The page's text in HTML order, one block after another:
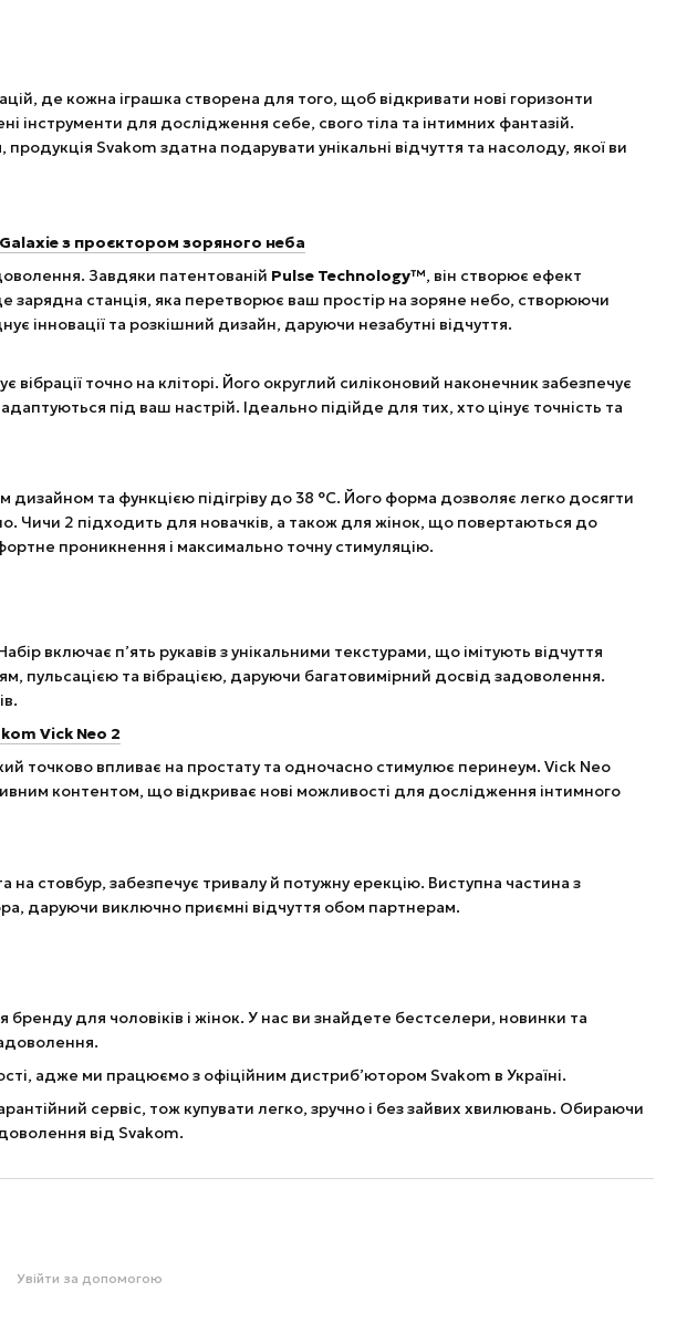
де кожна іграшка створена для того, щоб відкривати нові горизонти
інструменти для дослідження себе, свого тіла та інтимних фантазій.
Svakom здатна подарувати унікальні відчуття та насолоду, якої ви
з проєктором зоряного неба
Завдяки патентованій Pulse Technology™, він створює ефект
зарядна станція, яка перетворює ваш простір на зоряне небо, створюючи
інновації та розкішний дизайн, даруючи незабутні відчуття.
точно на кліторі. Його округлий силіконовий наконечник забезпечує
під ваш настрій. Ідеально підійде для тих, хто цінує точність та
дизайном та функцією підігріву до 38 °C. Його форма дозволяє легко досягти
Чичи 2 підходить для новачків, а також для жінок, що повертаються до
проникнення і максимально точну стимуляцію.
включає п’ять рукавів з унікальними текстурами, що імітують відчуття
пульсацією та вібрацією, даруючи багатовимірний досвід задоволення.
Vick Neo 2
точково впливає на простату та одночасно стимулює перинеум. Vick Neo
контентом, що відкриває нові можливості для дослідження інтимного
на стовбур, забезпечує тривалу й потужну ерекцію. Виступна частина з
даруючи виключно приємні відчуття обом партнерам.
бренду для чоловіків і жінок. У нас ви знайдете бестселери, новинки та
адже ми працюємо з офіційним дистриб’ютором Svakom в Україні.
сервіс, тож купувати легко, зручно і без зайвих хвилювань. Обираючи
від Svakom.
Увійти за допомогою